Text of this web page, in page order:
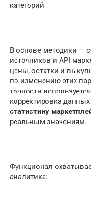
категорий.
В основе методики —
источников и API
цены, остатки и
по изменению этих
точности
корректировка
статистику
реальным значениям.
Функционал
аналитика: